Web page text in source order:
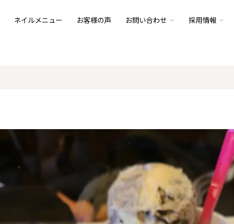
ネイルメニュー お客様の声 お問い合わせ 採用情報